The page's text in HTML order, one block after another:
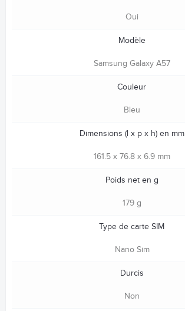
Oui
Modèle
Samsung Galaxy A57
Couleur
Bleu
Dimensions (l x p x h) en mm
161.5 x 76.8 x 6.9 mm
Poids net en g
179 g
Type de carte SIM
Nano Sim
Durcis
Non